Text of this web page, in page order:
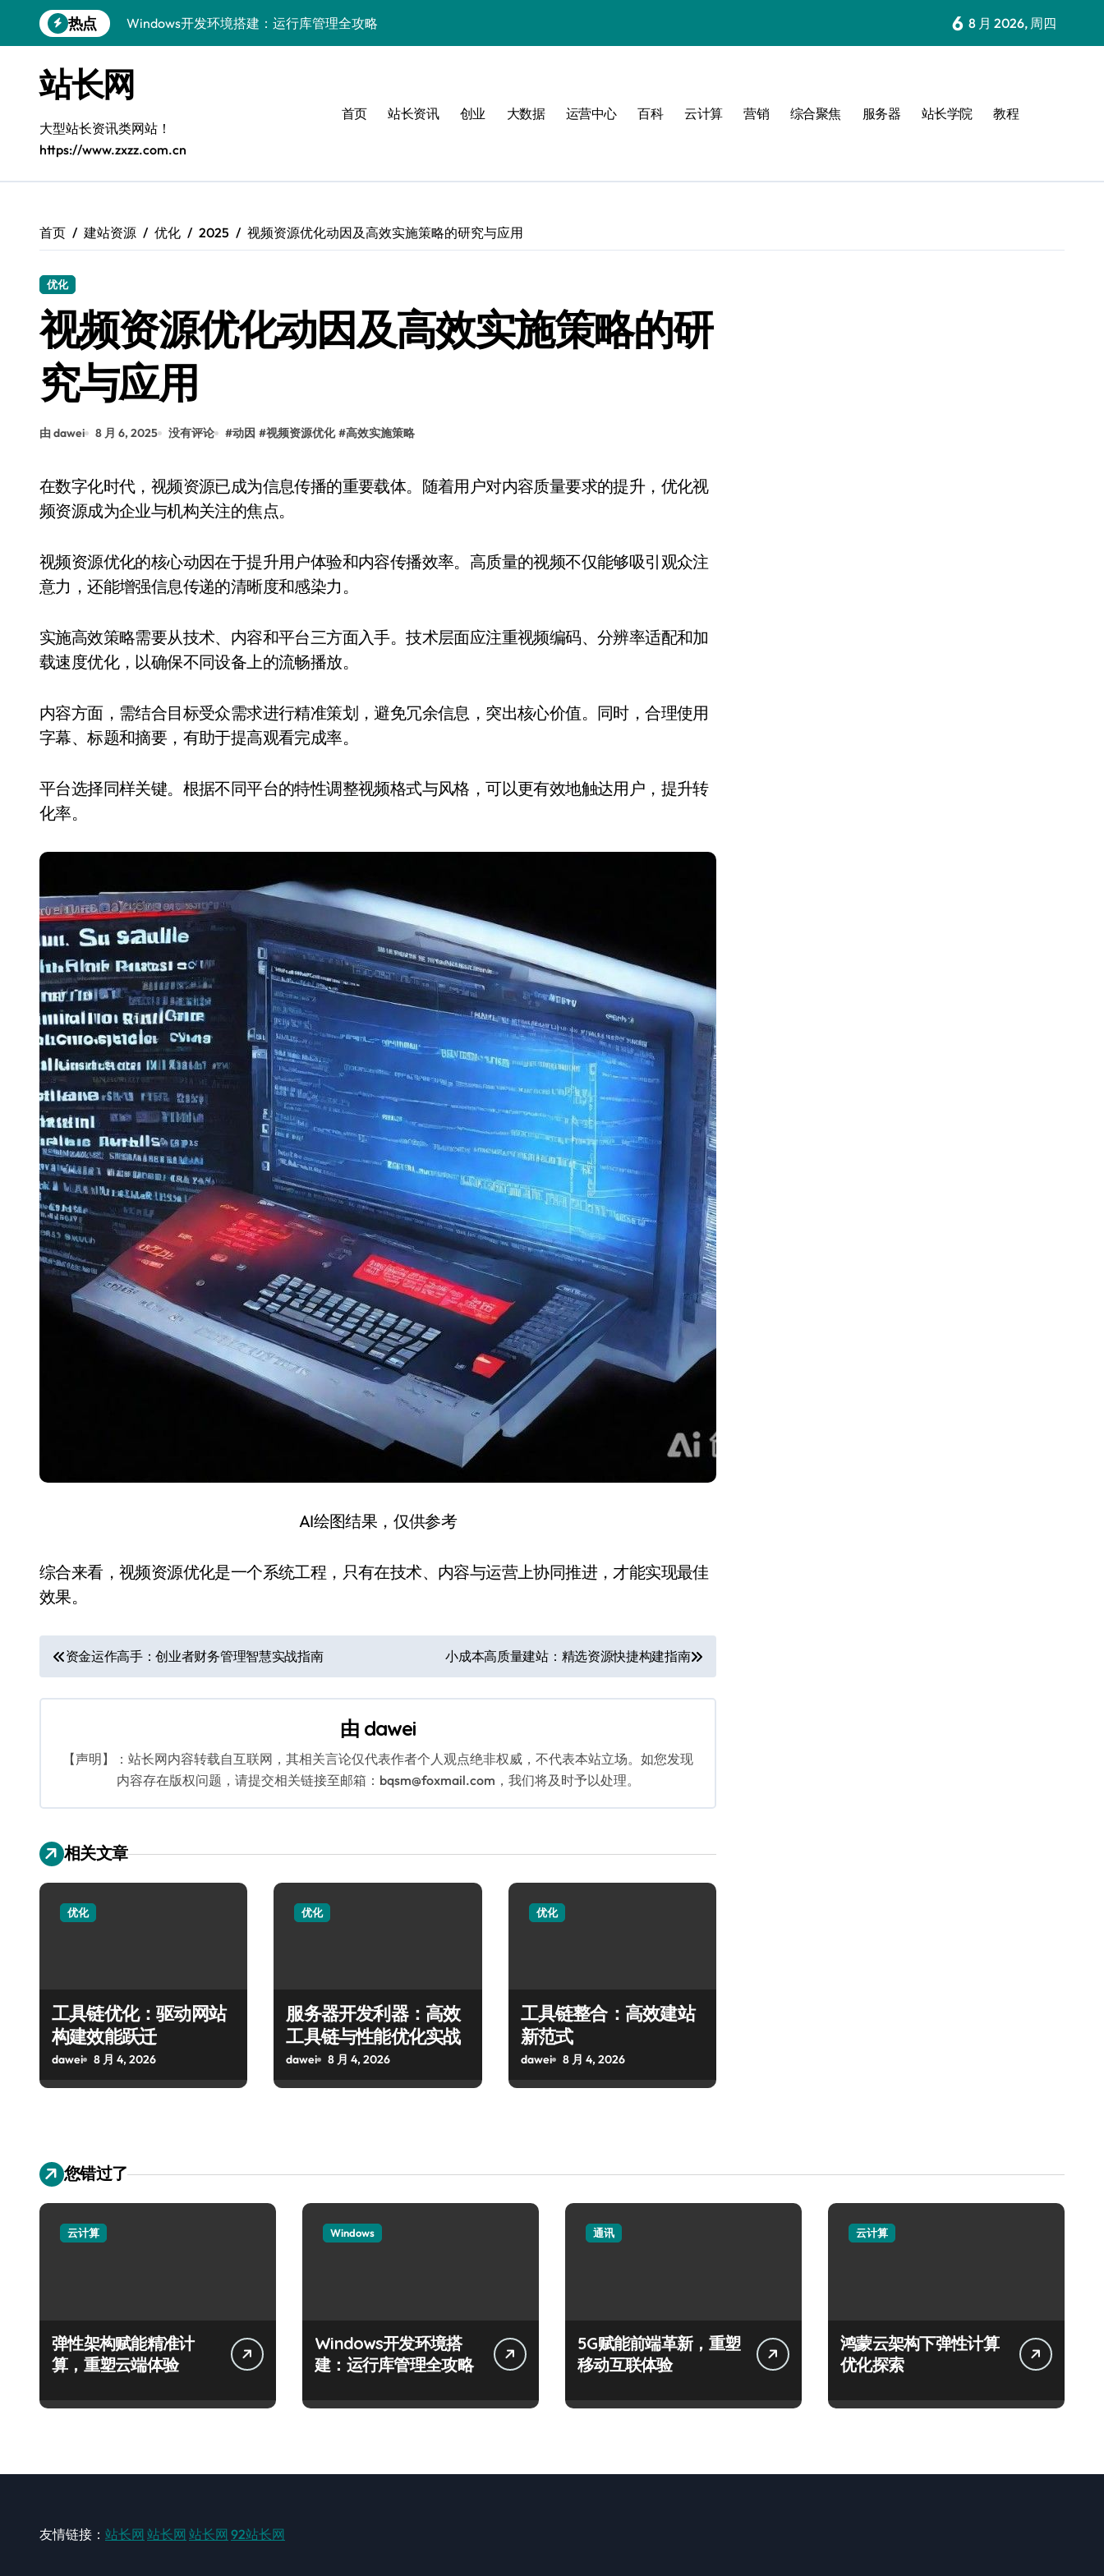
到
热点
Windows开发环境搭建：运行库管理全攻略
鸿蒙云架构下弹性计算优化探索
计算机视觉索引漏洞深度剖析与修复
弹性计算重塑云架构：降本增效实战指南
驭5G之速，铸iOS移动互联新标杆
快速定位漏洞，优化索引效率
弹性架构赋能精准计算，重塑云端体验
6 8 月 2026, 周四
站长网
大型站长资讯类网站！
https://www.zxzz.com.cn
首页 站长资讯 创业 大数据 运营中心 百科 云计算 营销 综合聚焦 服务器 站长学院 教程
首页 建站资源 优化 2025 视频资源优化动因及高效实施策略的研究与应用
优化
视频资源优化动因及高效实施策略的研
究与应用
由 dawei 8 月 6, 2025 没有评论 #动因 #视频资源优化 #高效实施策略
在数字化时代，视频资源已成为信息传播的重要载体。随着用户对内容质量要求的提升，优化视
频资源成为企业与机构关注的焦点。
视频资源优化的核心动因在于提升用户体验和内容传播效率。高质量的视频不仅能够吸引观众注
意力，还能增强信息传递的清晰度和感染力。
实施高效策略需要从技术、内容和平台三方面入手。技术层面应注重视频编码、分辨率适配和加
载速度优化，以确保不同设备上的流畅播放。
内容方面，需结合目标受众需求进行精准策划，避免冗余信息，突出核心价值。同时，合理使用
字幕、标题和摘要，有助于提高观看完成率。
平台选择同样关键。根据不同平台的特性调整视频格式与风格，可以更有效地触达用户，提升转
化率。
AI绘图结果，仅供参考
综合来看，视频资源优化是一个系统工程，只有在技术、内容与运营上协同推进，才能实现最佳
效果。
文
章
资金运作高手：创业者财务管理智慧实战指南 小成本高质量建站：精选资源快捷构建指南
由 dawei
【声明】：站长网内容转载自互联网，其相关言论仅代表作者个人观点绝非权威，不代表本站立场。如您发现
内容存在版权问题，请提交相关链接至邮箱：bqsm@foxmail.com，我们将及时予以处理。
相关文章
优化
工具链优化：驱动网站
构建效能跃迁
dawei 8 月 4, 2026
优化
服务器开发利器：高效
工具链与性能优化实战
dawei 8 月 4, 2026
优化
工具链整合：高效建站
新范式
dawei 8 月 4, 2026
您错过了
云计算
弹性架构赋能精准计
算，重塑云端体验
Windows
Windows开发环境搭
建：运行库管理全攻略
通讯
5G赋能前端革新，重塑
移动互联体验
云计算
鸿蒙云架构下弹性计算
优化探索
友情链接： 站长网 站长网 站长网 92站长网